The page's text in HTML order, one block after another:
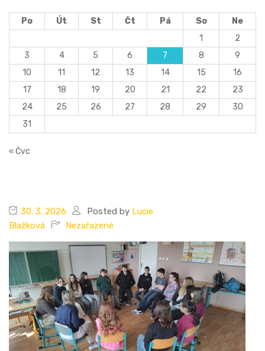
Po Út St Čt Pá So
Ne
1
2
3
4 5 6 7 8
9
10
11 12 13 14 15
16
17
18 19 20 21 22
23
24
25 26 27 28 29
30
31
« Čvc
30. 3. 2026 Posted by Lucie
Blažková
Nezařazené